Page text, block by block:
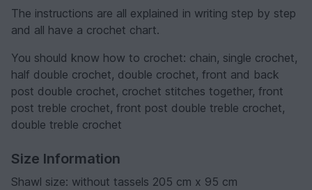
The instructions are all explained in writing step by step
and all have a crochet chart.
You should know how to crochet: chain, single crochet,
half double crochet, double crochet, front and back
post double crochet, crochet stitches together, front
post treble crochet, front post double treble crochet,
double treble crochet
Size Information
Shawl size: without tassels 205 cm x 95 cm